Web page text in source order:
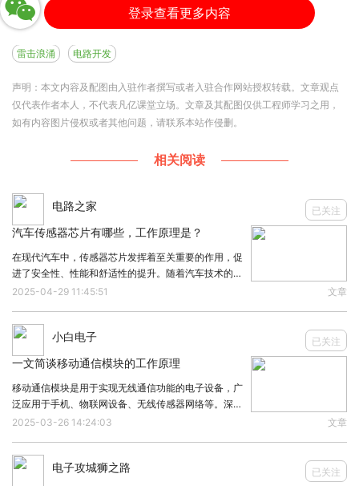
时所引进的干扰。
标准除了模拟雷击外，还模拟变电所等场合，因开关
如：
（1）主电源系统切换时产生的干扰（如电容器组的
切换）。
（2）同一电网，在靠近设备附近的一些较小开关跳
动时的干扰。
（3）切换伴有谐振线路的晶闸管设备。
（4）各种系统性的故障，如设备接地网络或接地系
统间的短路和飞弧故障。
登录查看更多内容
雷击浪涌 电路开发
声明：本文内容及配图由入驻作者撰写或者入驻合作网站授权转载。文章观点
仅代表作者本人，不代表凡亿课堂立场。文章及其配图仅供工程师学习之用，
如有内容图片侵权或者其他问题，请联系本站作侵删。
相关阅读
电路之家 已关注
汽车传感器芯片有哪些，工作原理是？
在现代汽车中，传感器芯片发挥着至关重要的作用，促
进了安全性、性能和舒适性的提升。随着汽车技术的快
速发展，尤其是在智能车辆和自动驾驶技术的推动下，
瓷氧传感器金属氧化物半导体（MOS）氧传感器
2025-04-29 11:45:51 文章
小白电子 已关注
一文简谈移动通信模块的工作原理
移动通信模块是用于实现无线通信功能的电子设备，广
泛应用于手机、物联网设备、无线传感器网络等。深度
了解移动通信模块的工作原理，可以从以下几个方面进
下几个部分组成：调制解调器：负责将数字信号转
2025-03-26 14:24:03 文章
电子攻城狮之路 已关注